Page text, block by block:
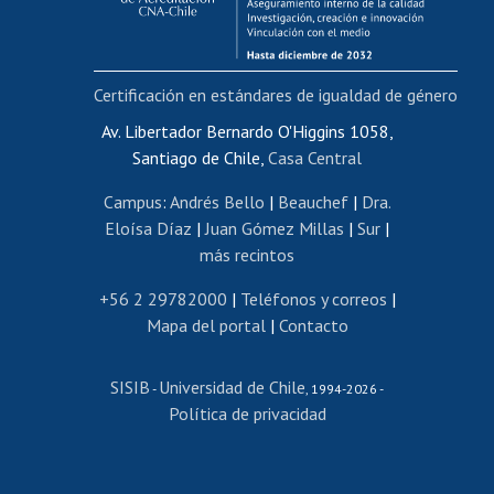
Cursos internos de capacitación
Bienestar del personal
Portal de movilidad interna
Certificado de renta
Certificado de renta honorarios
Editar páginas blancas
Extranjeras/os
Revalidación y reconocimiento de títulos
Postulación al Programa de Movilidad Estudiantil
Cursos de español
Av. Libertador Bernardo O'Higgins 1058,
Santiago de Chile, Casa Central
Campus: Andrés Bello | Beauchef| Dra.
Eloísa Díaz | Juan Gómez Millas | Sur |
más recintos
+56 2 29782000 | Teléfonos y correos |
Mapa del portal| Contacto
SISIB - Universidad de Chile , 1994-2026 -
Política de privacidad
Certificación en estándares de igualdad de género